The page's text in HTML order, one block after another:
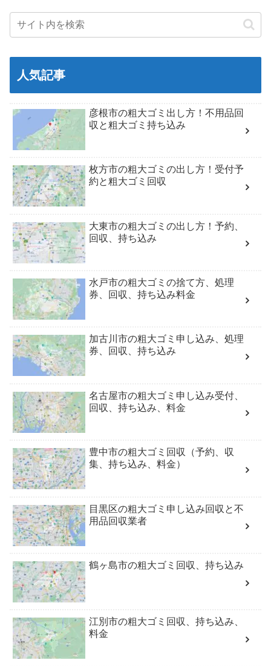
人気記事
彦根市の粗大ゴミ出し方！不用品回
収と粗大ゴミ持ち込み
枚方市の粗大ゴミの出し方！受付予
約と粗大ゴミ回収
大東市の粗大ゴミの出し方！予約、
回収、持ち込み
水戸市の粗大ゴミの捨て方、処理
券、回収、持ち込み料金
加古川市の粗大ゴミ申し込み、処理
券、回収、持ち込み
名古屋市の粗大ゴミ申し込み受付、
回収、持ち込み、料金
豊中市の粗大ゴミ回収（予約、収
集、持ち込み、料金）
目黒区の粗大ゴミ申し込み回収と不
用品回収業者
鶴ヶ島市の粗大ゴミ回収、持ち込み
江別市の粗大ゴミ回収、持ち込み、
料金